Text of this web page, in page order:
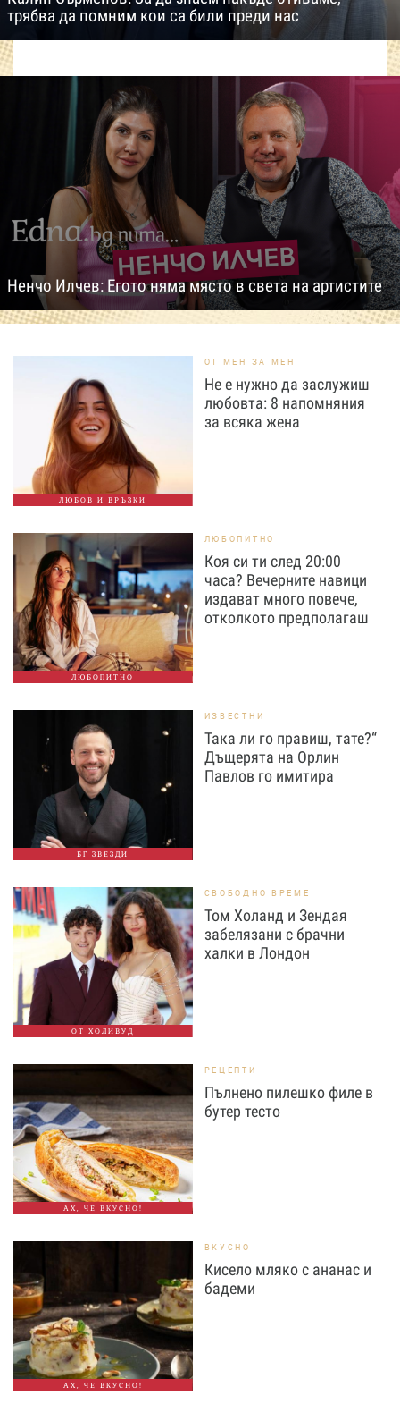
трябва да помним кои са били преди нас
Ненчо Илчев: Егото няма място в света на артистите
ЛЮБОВ И ВРЪЗКИ
ОТ МЕН ЗА МЕН
Не е нужно да заслужиш
любовта: 8 напомняния
за всяка жена
ЛЮБОПИТНО
ЛЮБОПИТНО
Коя си ти след 20:00
часа? Вечерните навици
издават много повече,
отколкото предполагаш
БГ ЗВЕЗДИ
ИЗВЕСТНИ
Така ли го правиш, тате?“
Дъщерята на Орлин
Павлов го имитира
ОТ ХОЛИВУД
СВОБОДНО ВРЕМЕ
Том Холанд и Зендая
забелязани с брачни
халки в Лондон
АХ, ЧЕ ВКУСНО!
РЕЦЕПТИ
Пълнено пилешко филе в
бутер тесто
АХ, ЧЕ ВКУСНО!
ВКУСНО
Кисело мляко с ананас и
бадеми